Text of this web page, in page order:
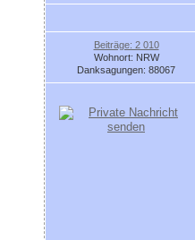
Beiträge: 2 010
Wohnort: NRW
Danksagungen: 88067